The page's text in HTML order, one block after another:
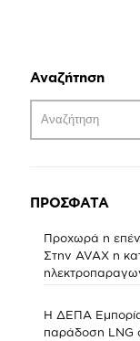
Αναζήτηση
ΠΡΟΣΦΑΤΑ
Προχωρά η
Στην AVAX η
Η ΔΕΠΑ
παράδοση LNG